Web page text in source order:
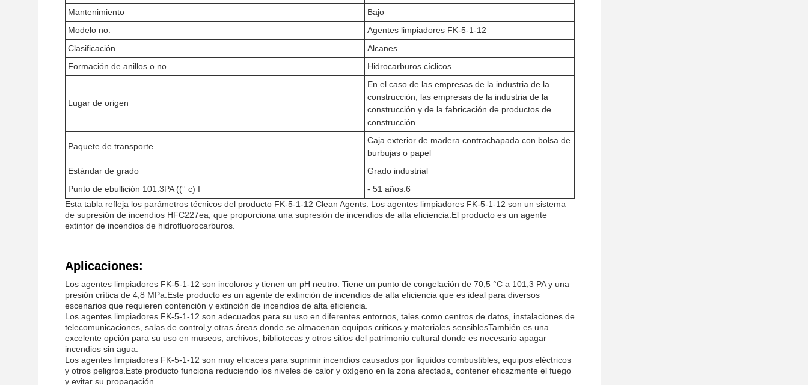
Mantenimiento
Bajo
Modelo no.
Agentes limpiadores FK-5-1-12
Clasificación
Alcanes
Formación de anillos o no
Hidrocarburos cíclicos
Lugar de origen
En el caso de las empresas de la industria de la
construcción, las empresas de la industria de la
construcción y de la fabricación de productos de
construcción.
Paquete de transporte
Caja exterior de madera contrachapada con bolsa de
burbujas o papel
Estándar de grado
Grado industrial
Punto de ebullición 101.3PA ((° c) I
- 51 años.6
Esta tabla refleja los parámetros técnicos del producto FK-5-1-12 Clean Agents. Los agentes limpiadores FK-5-1-12 son un sistema
de supresión de incendios HFC227ea, que proporciona una supresión de incendios de alta eficiencia.El producto es un agente
extintor de incendios de hidrofluorocarburos.
Aplicaciones:
Los agentes limpiadores FK-5-1-12 son incoloros y tienen un pH neutro. Tiene un punto de congelación de 70,5 °C a 101,3 PA y una
presión crítica de 4,8 MPa.Este producto es un agente de extinción de incendios de alta eficiencia que es ideal para diversos
escenarios que requieren contención y extinción de incendios de alta eficiencia.
Los agentes limpiadores FK-5-1-12 son adecuados para su uso en diferentes entornos, tales como centros de datos, instalaciones de
telecomunicaciones, salas de control,y otras áreas donde se almacenan equipos críticos y materiales sensiblesTambién es una
excelente opción para su uso en museos, archivos, bibliotecas y otros sitios del patrimonio cultural donde es necesario apagar
incendios sin agua.
Los agentes limpiadores FK-5-1-12 son muy eficaces para suprimir incendios causados por líquidos combustibles, equipos eléctricos
y otros peligros.Este producto funciona reduciendo los niveles de calor y oxígeno en la zona afectada, contener eficazmente el fuego
y evitar su propagación.